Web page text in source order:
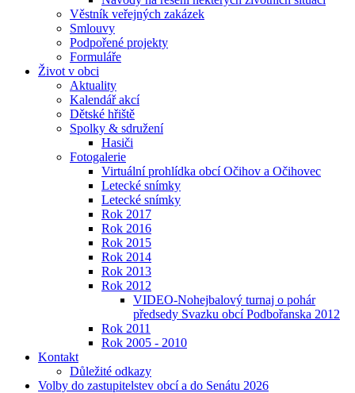
Věstník veřejných zakázek
Smlouvy
Podpořené projekty
Formuláře
Život v obci
Aktuality
Kalendář akcí
Dětské hřiště
Spolky & sdružení
Hasiči
Fotogalerie
Virtuální prohlídka obcí Očihov a Očihovec
Letecké snímky
Letecké snímky
Rok 2017
Rok 2016
Rok 2015
Rok 2014
Rok 2013
Rok 2012
VIDEO-Nohejbalový turnaj o pohár
předsedy Svazku obcí Podbořanska 2012
Rok 2011
Rok 2005 - 2010
Kontakt
Důležité odkazy
Volby do zastupitelstev obcí a do Senátu 2026